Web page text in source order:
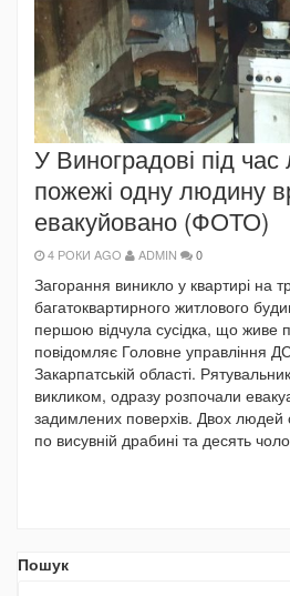
У Виноградові під час
пожежі одну людину
евакуйовано (ФОТО)
4 РОКИ AGO ADMIN 0
Загорання виникло у квартирі на
багатоквартирного житлового
першою відчула сусідка, що
повідомляє Головне управління
Закарпатській області.
викликом, одразу розпочали
задимлених поверхів. Двох людей
по висувній драбині та десять
Пошук